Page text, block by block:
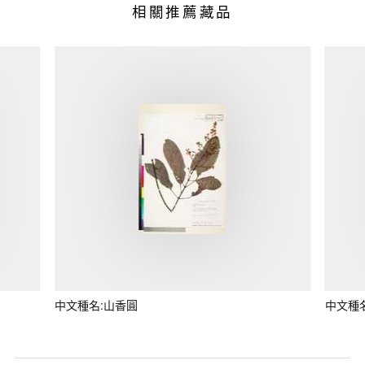
相關推薦藏品
中文種名:山香圓 中文種